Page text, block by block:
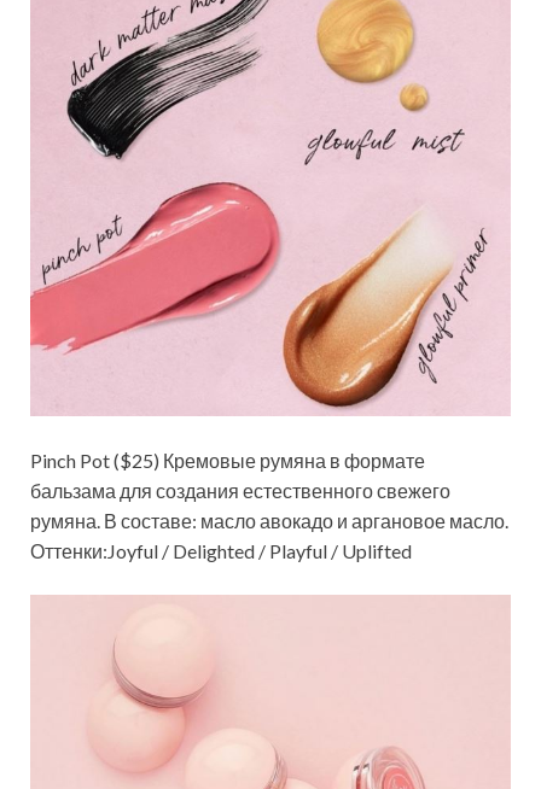
Pinch Pot ($25) Кремовые румяна в формате
бальзама для создания естественного свежего
румяна. В составе: масло авокадо и аргановое масло.
Оттенки:Joyful / Delighted / Playful / Uplifted